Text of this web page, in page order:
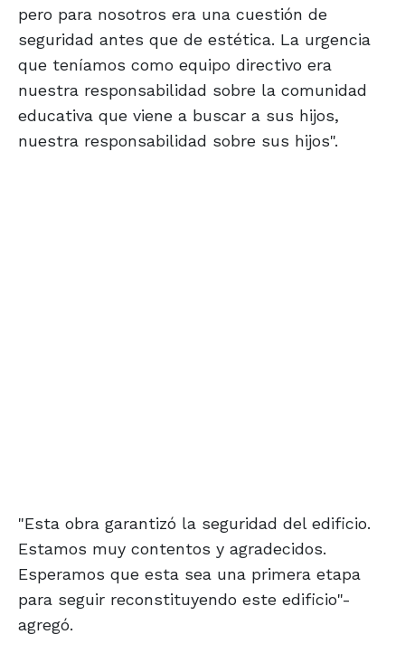
pero para nosotros era una cuestión de
seguridad antes que de estética. La urgencia
que teníamos como equipo directivo era
nuestra responsabilidad sobre la comunidad
educativa que viene a buscar a sus hijos,
nuestra responsabilidad sobre sus hijos".
"Esta obra garantizó la seguridad del edificio.
Estamos muy contentos y agradecidos.
Esperamos que esta sea una primera etapa
para seguir reconstituyendo este edificio"-
agregó.